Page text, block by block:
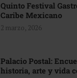
Quinto Festival
Caribe Mexicano
2 marzo, 2026
Palacio Postal:
historia, arte y vida